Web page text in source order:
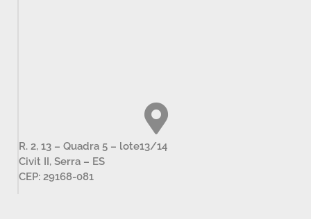
R. 2, 13 – Quadra 5 – lote13/14
Civit II, Serra – ES
CEP: 29168-081